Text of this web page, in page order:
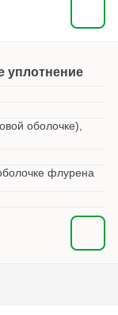
уплотнение
оболочке),
флурена